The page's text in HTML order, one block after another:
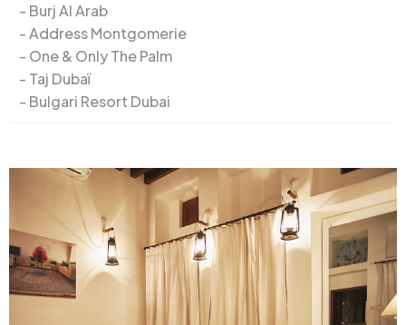
Burj Al Arab
Address Montgomerie
One & Only The Palm
Taj Dubaï
Bulgari Resort Dubai